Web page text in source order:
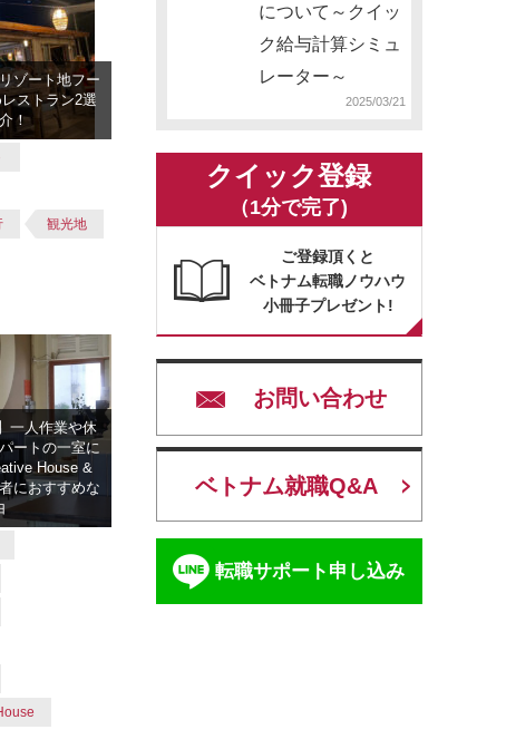
ゾート地フー
ストラン2選
！
観光地
一人作業や休
ートの一室に
House &
におすすめな
について～クイッ
ク給与計算シミュ
レーター～
2025/03/21
クイック登録
（1分で完了)
ご登録頂くと
ベトナム転職ノウハウ
小冊子プレゼント!
お問い合わせ
ベトナム就職Q&A
転職サポート申し込み